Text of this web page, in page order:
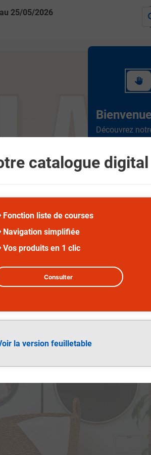
catalogue digital
Fonction liste de courses
Navigation simplifiée
Vos produits en 1 clic
Consulter
la version feuilletable
25/05/2026
Suivez ce rapide
Découvrez
simple à
naviguez entre